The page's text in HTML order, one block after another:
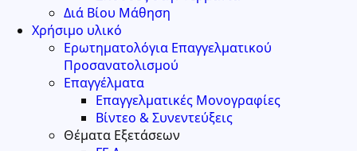
Διά Βίου Μάθηση
Χρήσιμο υλικό
Ερωτηματολόγια Επαγγελματικού
Προσανατολισμού
Επαγγέλματα
Επαγγελματικές Μονογραφίες
Βίντεο & Συνεντεύξεις
Θέματα Εξετάσεων